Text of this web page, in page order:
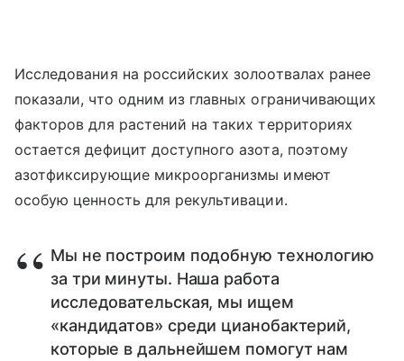
Исследования на российских золоотвалах ранее
показали, что одним из главных ограничивающих
факторов для растений на таких территориях
остается дефицит доступного азота, поэтому
азотфиксирующие микроорганизмы имеют
особую ценность для рекультивации.
Мы не построим подобную технологию
за три минуты. Наша работа
исследовательская, мы ищем
«кандидатов» среди цианобактерий,
которые в дальнейшем помогут нам